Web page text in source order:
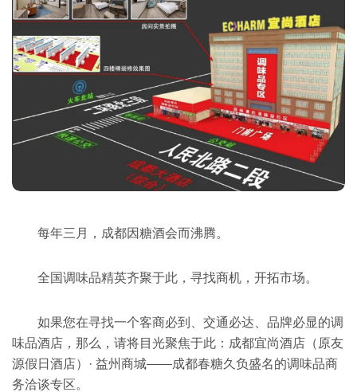
每年三月，成都因糖酒会而沸腾。
全国调味品精英齐聚于此，寻找商机，开拓市场。
如果您在寻找一个客商必到、交通必达、品牌必显的调
味品酒店，那么，请将目光聚焦于此：成都宜尚酒店（原友
源假日酒店）· 益州商城——成都春糖久负盛名的调味品商
务洽谈专区。